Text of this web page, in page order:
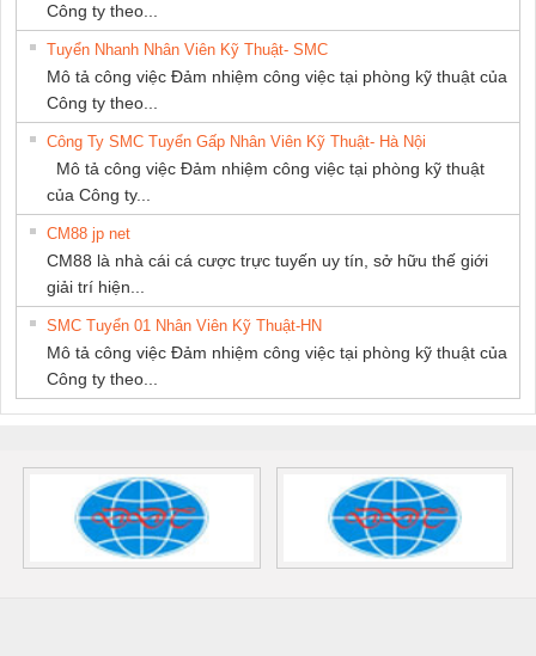
Công ty theo...
Tuyển Nhanh Nhân Viên Kỹ Thuật- SMC
Mô tả công việc Đảm nhiệm công việc tại phòng kỹ thuật của
Công ty theo...
Công Ty SMC Tuyển Gấp Nhân Viên Kỹ Thuật- Hà Nội
Mô tả công việc Đảm nhiệm công việc tại phòng kỹ thuật
của Công ty...
CM88 jp net
CM88 là nhà cái cá cược trực tuyến uy tín, sở hữu thế giới
giải trí hiện...
SMC Tuyển 01 Nhân Viên Kỹ Thuật-HN
Mô tả công việc Đảm nhiệm công việc tại phòng kỹ thuật của
Công ty theo...